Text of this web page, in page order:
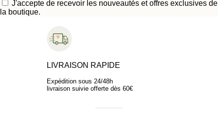
J'accepte de recevoir les nouveautés et offres exclusives de
la boutique.
LIVRAISON RAPIDE
Expédition sous 24/48h
livraison suivie offerte dès 60€